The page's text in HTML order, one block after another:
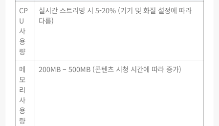
CP
U
사
용
량
실시간 스트리밍 시 5-20% (기기 및 화질 설정에 따라
다름)
메
모
리
사
용
량
200MB – 500MB (콘텐츠 시청 시간에 따라 증가)